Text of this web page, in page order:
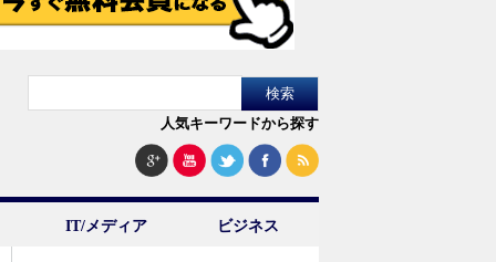
人気キーワードから探す
IT/メディア ビジネス